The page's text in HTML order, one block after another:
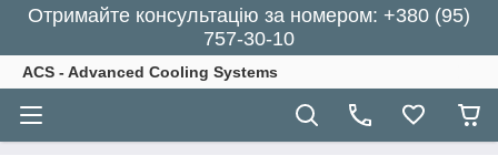
Отримайте консультацію за номером: +380 (95)
757-30-10
ACS - Advanced Cooling Systems